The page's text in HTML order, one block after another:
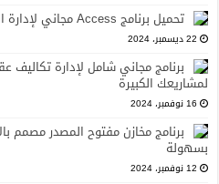
تحميل برنامج Access مجاني لإدارة البيع والشراء: نسخة مفتوحة المصدر
22 ديسمبر، 2024
برنامج مجاني شامل لإدارة تكاليف
لمشاريعك الكبيرة
16 نوفمبر، 2024
برنامج مخازن مفتوح المصدر مصمم
بسهولة
12 نوفمبر، 2024